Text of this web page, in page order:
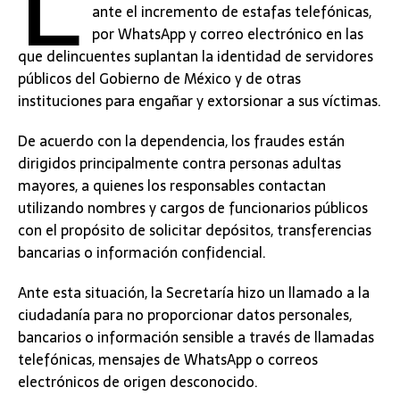
ante el incremento de estafas telefónicas,
por WhatsApp y correo electrónico en las
que delincuentes suplantan la identidad de servidores
públicos del Gobierno de México y de otras
instituciones para engañar y extorsionar a sus víctimas.
De acuerdo con la dependencia, los fraudes están
dirigidos principalmente contra personas adultas
mayores, a quienes los responsables contactan
utilizando nombres y cargos de funcionarios públicos
con el propósito de solicitar depósitos, transferencias
bancarias o información confidencial.
Ante esta situación, la Secretaría hizo un llamado a la
ciudadanía para no proporcionar datos personales,
bancarios o información sensible a través de llamadas
telefónicas, mensajes de WhatsApp o correos
electrónicos de origen desconocido.